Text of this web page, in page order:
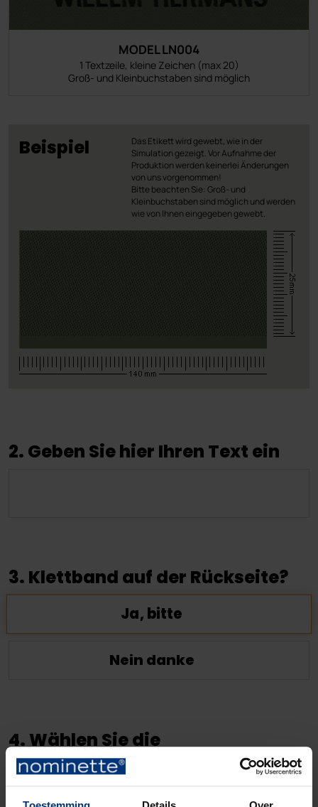
MODEL LN004
1 Textzeile, kleine Zeichen (max 20)
Groß- und Kleinbuchstaben sind möglich
Beispiel
Das Etikett wird gewebt, wie in der
Simulation gezeigt. Vor Aufnahme der
Produktion werden keinerlei Änderungen
von uns vorgenommen!
Bitte beachten Sie: Groß- und
Kleinbuchstaben sind möglich und werden
wie von Ihnen eingegeben gewebt.
2. Geben Sie hier Ihren Text ein
3. Klettband auf der Rückseite?
Ja, bitte
Nein danke
4. Wählen Sie die
Hintergrundfarbe